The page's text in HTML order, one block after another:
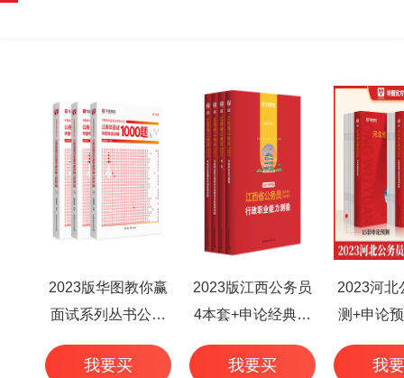
2023版华图教你赢
面试系列丛书公务
员面试华图专家详
解1000题（3本
我要买
2023版江西公务员
4本套+申论经典范
文50篇+行测高频考
点 6本
我要买
2023河北
测+申论
本
我